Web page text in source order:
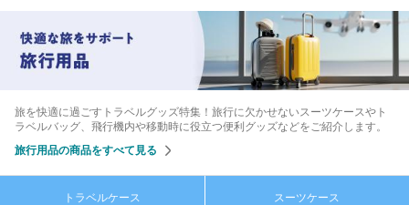
旅を快適に過ごすトラベルグッズ特集！旅行に欠かせないスーツケースやト
ラベルバッグ、飛行機内や移動時に役立つ便利グッズなどをご紹介します。
旅行用品の商品をすべて見る
トラベルケース スーツケース
すべて
その他の条件
タイムセール
Pontaパス特典対象すべて ポイントUPセレクトのみ
サンキュー配送対象